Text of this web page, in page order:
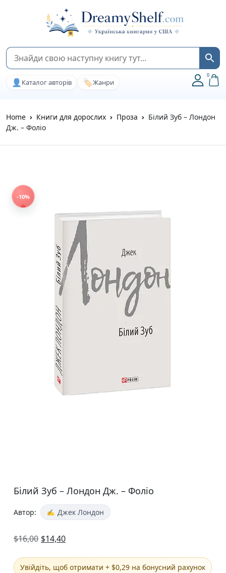
👤 Каталог авторів 🏷️Жанри
0
Home Книги для дорослих Проза
Білий Зуб – Лондон
Дж. – Фоліо
-10%
Білий Зуб – Лондон Дж. – Фоліо
Автор: Джек Лондон
$16,00 $14,40
Увійдіть, щоб отримати + $0,29 на бонусний рахунок